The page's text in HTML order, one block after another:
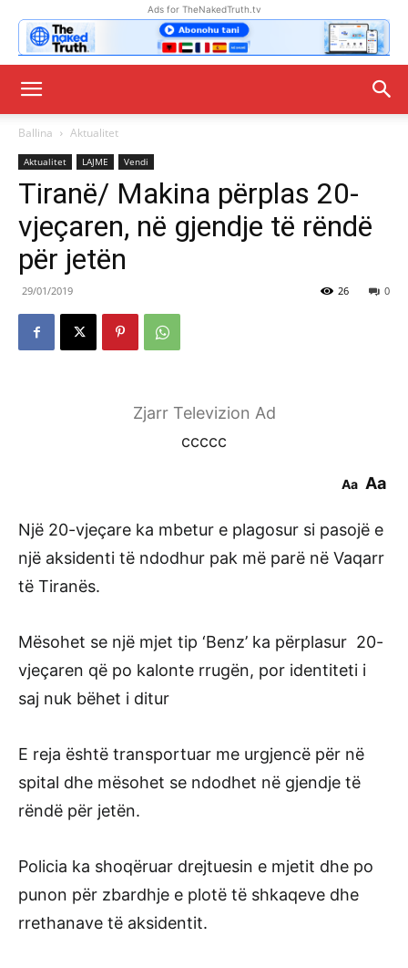
Ads for TheNakedTruth.tv
Ballina Aktualitet
Aktualitet LAJME Vendi
Tiranë/ Makina përplas 20-
vjeçaren, në gjendje të rëndë
për jetën
29/01/2019 0
26
Zjarr Televizion Ad
ccccc
Aa Aa
Një 20-vjeçare ka mbetur e plagosur si pasojë e
një aksidenti të ndodhur pak më parë në Vaqarr
të Tiranës.
Mësohet se një mjet tip ‘Benz’ ka përplasur 20-
vjeçaren që po kalonte rrugën, por identiteti i
saj nuk bëhet i ditur
E reja është transportuar me urgjencë për në
spital dhe mësohet se ndodhet në gjendje të
rëndë për jetën.
Policia ka shoqëruar drejtuesin e mjetit dhe po
punon për zbardhje e plotë të shkaqeve dhe
rrethanave të aksidentit.